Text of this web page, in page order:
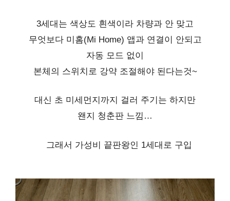
3세대는 색상도 흰색이라 차량과 안 맞고
무엇보다 미홈(Mi Home) 앱과 연결이 안되고
자동 모드 없이
본체의 스위치로 강약 조절해야 된다는것~
대신 초 미세먼지까지 걸러 주기는 하지만
왠지 청춘판 느낌…
그래서 가성비 끝판왕인 1세대로 구입